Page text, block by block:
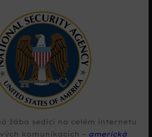
žába sedící na celém internetu
komunikacích – americká